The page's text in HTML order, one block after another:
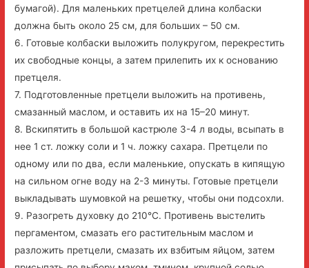
бумагой). Для маленьких претцелей длина колбаски
должна быть около 25 см, для больших – 50 см.
6. Готовые колбаски выложить полукругом, перекрестить
их свободные концы, а затем прилепить их к основанию
претцеля.
7. Подготовленные претцели выложить на противень,
смазанный маслом, и оставить их на 15–20 минут.
8. Вскипятить в большой кастрюле 3-4 л воды, всыпать в
нее 1 ст. ложку соли и 1 ч. ложку сахара. Претцели по
одному или по два, если маленькие, опускать в кипящую
на сильном огне воду на 2-3 минуты. Готовые претцели
выкладывать шумовкой на решетку, чтобы они подсохли.
9. Разогреть духовку до 210°С. Противень выстелить
пергаментом, смазать его растительным маслом и
разложить претцели, смазать их взбитым яйцом, затем